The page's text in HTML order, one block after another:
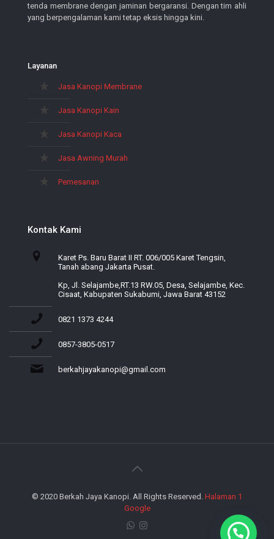
tenda membrane dengan jaminan bergaransi. Dengan tim ahli
yang berpengalaman kami tetap eksis hingga kini.
Layanan
Jasa Kanopi Membrane
Jasa Kanopi Kain
Jasa Kanopi Kaca
Jasa Awning Murah
Pemesanan
Kontak Kami
Karet Ps. Baru Barat II RT. 006/005 Karet Tengsin,
Tanah abang Jakarta Pusat.
Kp, Jl. Selajambe,RT.13 RW.05, Desa, Selajambe, Kec.
Cisaat, Kabupaten Sukabumi, Jawa Barat 43152
0821 1373 4244
0857-3805-0517
berkahjayakanopi@gmail.com
© 2020 Berkah Jaya Kanopi. All Rights Reserved. Halaman 1
Google